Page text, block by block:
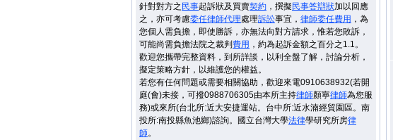
針對對方之 民事起訴狀及買賣契約 ，撰擬 民事答辯狀加以回應
之，亦可考慮委任律師代理處理訴訟事宜， 律師委任費用 ，為
您個人需負擔，即使勝訴，亦無法向對方請求，惟若您敗訴，
可能尚需負擔法院之裁判 費用 ，約為起訴金額之百分之1.1。
歡迎您攜帶完整資料，到所詳談，以利全盤了解，討論分析，
擬定策略方針，以維護您的權益。
若您有任何問題或需要相關協助，歡迎來電0910638932(若開
庭(會)未接，可撥0988706305由本所主持律師顏寧律師為您服
務)或來所(台北所:近大安捷運站。台中所:近水湳經貿園區。南
投所:南投縣魚池鄉)諮詢。國立台灣大學法律學研究所房律
師。